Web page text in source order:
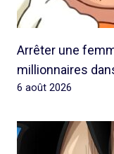
Arrêter une
millionnaires
6 août 2026